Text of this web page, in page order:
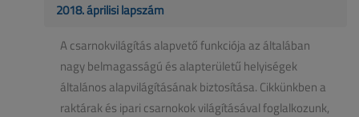
2018. áprilisi lapszám
A csarnokvilágítás alapvető funkciója az általában
nagy belmagasságú és alapterületű helyiségek
általános alapvilágításának biztosítása. Cikkünkben a
raktárak és ipari csarnokok világításával foglalkozunk,